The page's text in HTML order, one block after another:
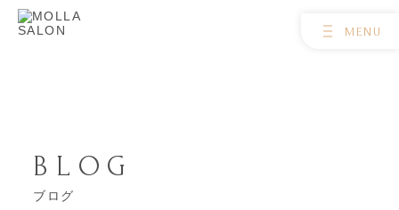
BLOG
ブログ